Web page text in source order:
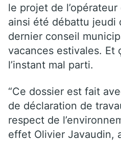
le projet de
ainsi été débattu jeudi
dernier conseil
vacances estivales. Et
l’instant mal parti.
“Ce dossier est fait
de déclaration de
respect de
effet Olivier Javaudin,